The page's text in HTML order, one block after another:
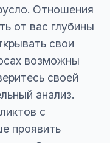
Отношения
от вас глубины
свои
возможны
своей
анализ.
с
проявить